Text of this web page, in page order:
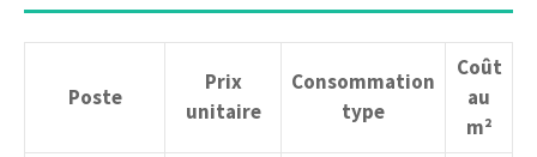
Poste
Prix
unitaire
Consommation
type
Coût
au
m²